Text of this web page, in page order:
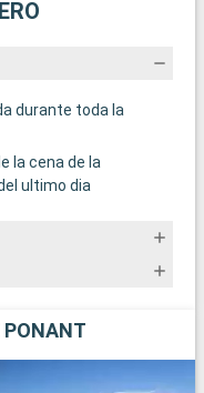
durante toda la
la cena de la
ultimo dia
PONANT